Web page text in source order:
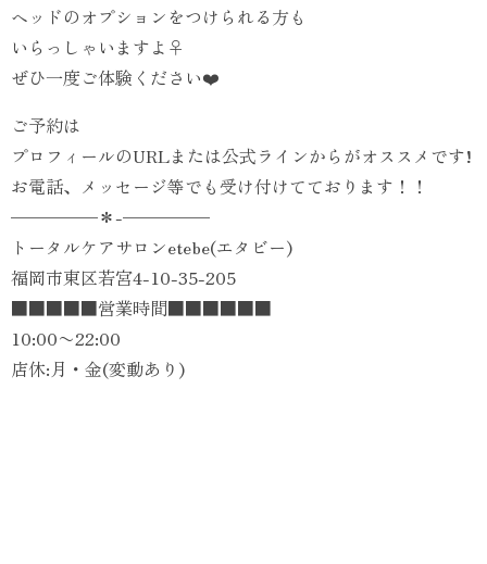
ヘッドのオプションをつけられる方も
いらっしゃいますよ‍♀️
ぜひ一度ご体験ください❤️
ご予約は
プロフィールのURLまたは公式ラインからがオススメです!
お電話、メッセージ等でも受け付けてております！！
—————＊-—————
トータルケアサロンetebe(エタビー)
福岡市東区若宮4-10-35-205
■■■■■営業時間■■■■■■
10:00〜22:00
店休:月・金(変動あり)